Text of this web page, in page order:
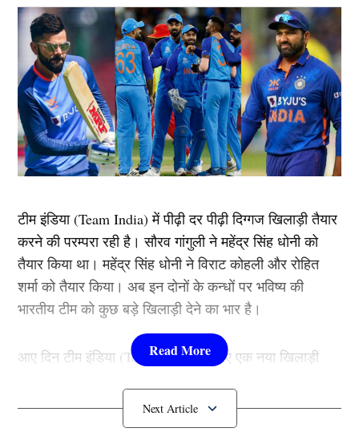
टीम इंडिया (Team India) में पीढ़ी दर पीढ़ी दिग्गज खिलाड़ी तैयार
करने की परम्परा रही है। सौरव गांगुली ने महेंद्र सिंह धोनी को
तैयार किया था। महेंद्र सिंह धोनी ने विराट कोहली और रोहित
शर्मा को तैयार किया। अब इन दोनों के कन्धों पर भविष्य की
भारतीय टीम को कुछ बड़े खिलाड़ी देने का भार है।
आए दिन टीम इंडिया (Team India) के लिए एक नया खिलाड़ी
के बाद गुमनामी के अंधेर में खो जाते हैं और महज चंद खिलाड़ी ही
टीम में अपने स्थान सुरक्षित रखने में सफल होते हैं। इसी क्रम में